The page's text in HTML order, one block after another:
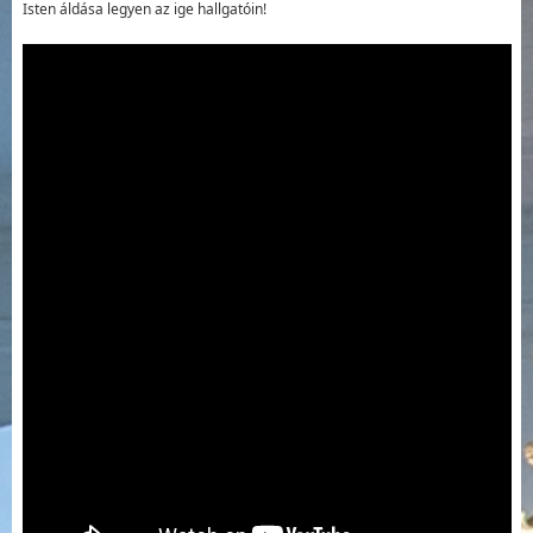
Isten áldása legyen az ige hallgatóin!